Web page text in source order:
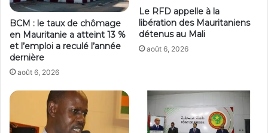
BCM : le taux de chômage
en Mauritanie a atteint 13 %
et l’emploi a reculé l’année
dernière
août 6, 2026
Le RFD appelle à la
libération des Mauritaniens
détenus au Mali
août 6, 2026